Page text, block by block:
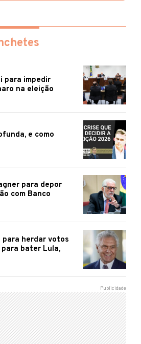
para impedir
na eleição
e como
para depor
com Banco
herdar votos
bater Lula,